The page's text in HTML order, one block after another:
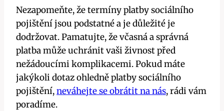
Nezapomeňte, že termíny platby sociálního
pojištění jsou podstatné a je důležité je
dodržovat. Pamatujte, že včasná a správná
platba může uchránit vaši živnost před
nežádoucími komplikacemi. Pokud máte
jakýkoli dotaz ohledně platby sociálního
pojištění,neváhejte se obrátit na nás, rádi vám
poradíme.